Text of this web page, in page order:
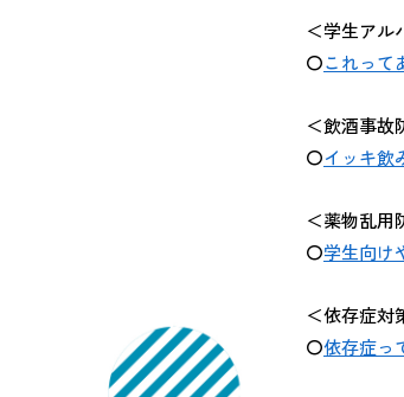
＜学生アル
〇これって
＜飲酒事故
〇イッキ飲
＜薬物乱用
〇学生向け
＜依存症対
〇依存症っ